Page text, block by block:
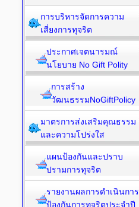
การบริหารจัดการความ
เสี่ยงการทุจริต
ประกาศเจตนารมณ์
นโยบาย No Gift Polity
การสร้าง
วัฒนธรรมNoGiftPolicy
มาตรการส่งเสริมคุณธรรม
และความโปร่งใส
แผนป้องกันและปราบ
ปรามการทุจริต
รายงานผลการดำเนินการ
ป้องกันการทุจริตประจำปี